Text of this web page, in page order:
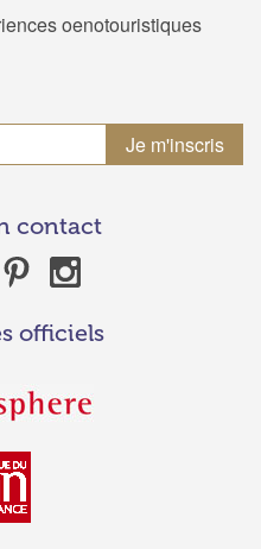
oenotouristiques
contact
officiels